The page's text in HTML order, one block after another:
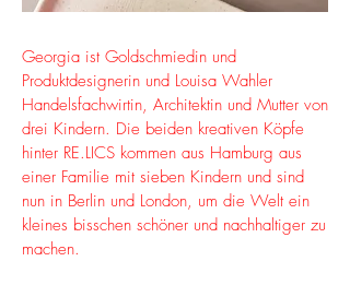
Georgia ist Goldschmiedin und
Produktdesignerin und Louisa Wahler
Handelsfachwirtin, Architektin und Mutter von
drei Kindern. Die beiden kreativen Köpfe
hinter RE.LICS kommen aus Hamburg aus
einer Familie mit sieben Kindern und sind
nun in Berlin und London, um die Welt ein
kleines bisschen schöner und nachhaltiger zu
machen.